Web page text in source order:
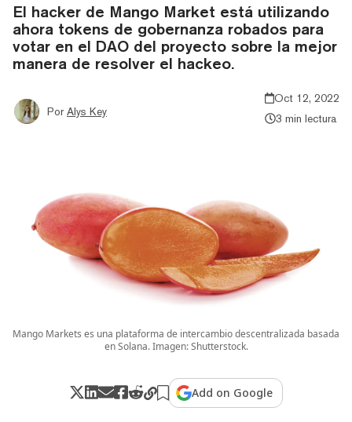
El hacker de Mango Market está utilizando
ahora tokens de gobernanza robados para
votar en el DAO del proyecto sobre la mejor
manera de resolver el hackeo.
Por Alys Key
Oct 12, 2022
3 min lectura
Mango Markets es una plataforma de intercambio descentralizada basada
en Solana. Imagen: Shutterstock.
Add on Google